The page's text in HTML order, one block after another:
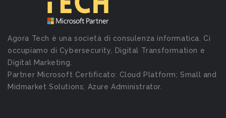
Agora Tech è una società di consulenza informatica. Ci
occupiamo di Cybersecurity, Digital Transformation e
Digital Marketing.
Partner Microsoft Certificato: Cloud Platform; Small and
Midmarket Solutions; Azure Administrator.